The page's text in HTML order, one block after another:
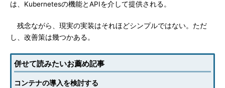
は、Kubernetesの機能とAPIを介して提供される。
残念ながら、現実の実装はそれほどシンプルではない。ただ
し、改善策は幾つかある。
併せて読みたいお薦め記事
コンテナの導入を検討する